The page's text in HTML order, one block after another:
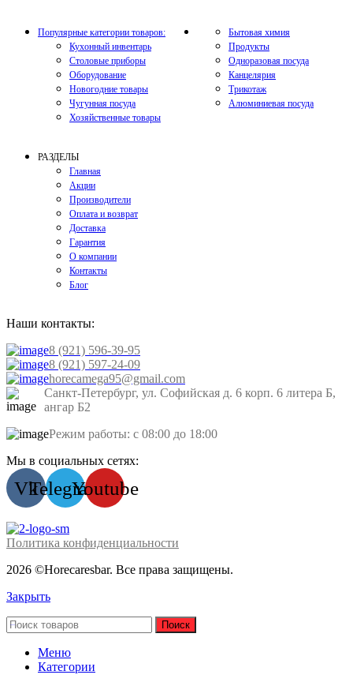
Популярные категории товаров:
Кухонный инвентарь
Столовые приборы
Оборудование
Новогодние товары
Чугунная посуда
Хозяйственные товары
Бытовая химия
Продукты
Одноразовая посуда
Канцелярия
Трикотаж
Алюминиевая посуда
РАЗДЕЛЫ
Главная
Акции
Производители
Оплата и возврат
Доставка
Гарантия
О компании
Контакты
Блог
Наши контакты:
8 (921) 596-39-95
8 (921) 597-24-09
horecamega95@gmail.com
Санкт-Петербург, ул. Софийская д. 6 корп. 6 литера Б,
ангар Б2
Режим работы: с 08:00 до 18:00
Мы в социальных сетях:
VkTelegramYoutube
2026 ©Horecaresbar. Все права защищены.
Политика конфиденциальности
Закрыть
Поиск
Меню
Категории